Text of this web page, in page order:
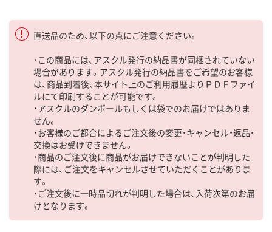
直送品のため、以下の点にご注意ください。
・この商品には、アスクル発行の納品書が同梱されていない
場合があります。アスクル発行の納品書をご希望のお客様
は、商品到着後、本サイト上のご利用履歴よりＰＤＦファイ
ルにて印刷することが可能です。
・アスクルのダンボールもしくは袋でのお届けではありま
せん。
・お客様のご都合によるご注文後の変更・キャンセル・返品・
交換はお受けできません。
・商品のご注文後に商品がお届けできないことが判明した
際には、ご注文をキャンセルさせていただくことがありま
す。
・ご注文後に一時品切れが判明した場合は、入荷次第のお届
けとなります。